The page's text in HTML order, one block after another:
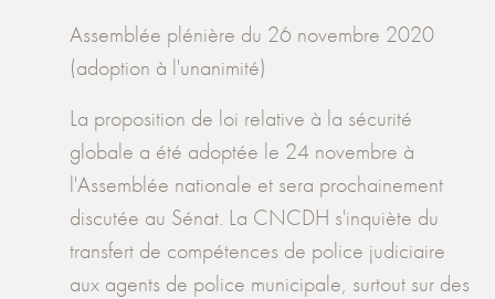
Assemblée plénière du 26 novembre 2020
(adoption à l'unanimité)
La proposition de loi relative à la sécurité
globale a été adoptée le 24 novembre à
l'Assemblée nationale et sera prochainement
discutée au Sénat. La CNCDH s'inquiète du
transfert de compétences de police judiciaire
aux agents de police municipale, surtout sur des